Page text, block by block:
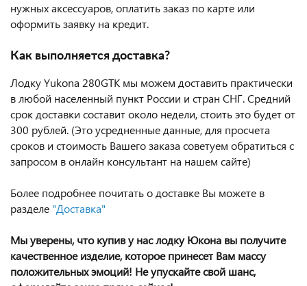
нужных аксессуаров, оплатить заказ по карте или
оформить заявку на кредит.
Как выполняется доставка?
Лодку Yukona 280GTK мы можем доставить практически
в любой населенный пункт России и стран СНГ. Средний
срок доставки составит около недели, стоить это будет от
300 рублей. (Это усредненные данные, для просчета
сроков и стоимость Вашего заказа советуем обратиться с
запросом в онлайн консультант на нашем сайте)
Более подробнее почитать о доставке Вы можете в
разделе "Доставка"
Мы уверены, что купив у нас лодку Юкона вы получите
качественное изделие, которое принесет Вам массу
положительных эмоций! Не упускайте свой шанс,